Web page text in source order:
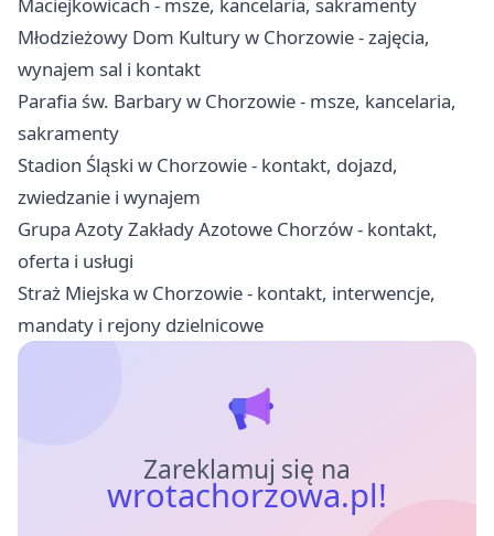
Maciejkowicach - msze, kancelaria, sakramenty
Młodzieżowy Dom Kultury w Chorzowie - zajęcia,
wynajem sal i kontakt
Parafia św. Barbary w Chorzowie - msze, kancelaria,
sakramenty
Stadion Śląski w Chorzowie - kontakt, dojazd,
zwiedzanie i wynajem
Grupa Azoty Zakłady Azotowe Chorzów - kontakt,
oferta i usługi
Straż Miejska w Chorzowie - kontakt, interwencje,
mandaty i rejony dzielnicowe
Zareklamuj się na
wrotachorzowa.pl!